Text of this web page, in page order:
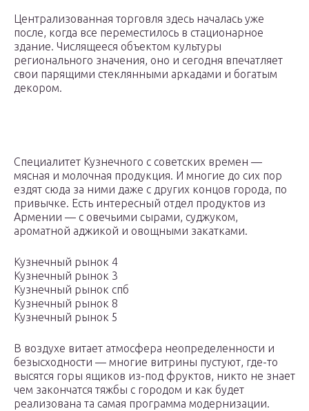
Централизованная торговля здесь началась уже
после, когда все переместилось в стационарное
здание. Числящееся объектом культуры
регионального значения, оно и сегодня впечатляет
свои парящими стеклянными аркадами и богатым
декором.
Специалитет Кузнечного с советских времен —
мясная и молочная продукция. И многие до сих пор
ездят сюда за ними даже с других концов города, по
привычке. Есть интересный отдел продуктов из
Армении — с овечьими сырами, суджуком,
ароматной аджикой и овощными закатками.
Кузнечный рынок 4
Кузнечный рынок 3
Кузнечный рынок спб
Кузнечный рынок 8
Кузнечный рынок 5
В воздухе витает атмосфера неопределенности и
безысходности — многие витрины пустуют, где-то
высятся горы ящиков из-под фруктов, никто не знает
чем закончатся тяжбы с городом и как будет
реализована та самая программа модернизации.